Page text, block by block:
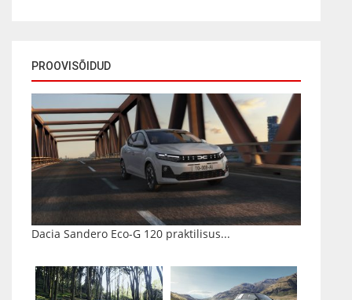
PROOVISÕIDUD
Dacia Sandero Eco-G 120 praktilisus...